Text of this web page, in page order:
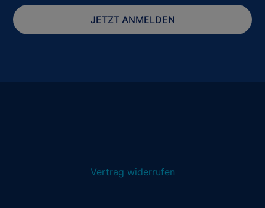
JETZT ANMELDEN
Vertrag widerrufen